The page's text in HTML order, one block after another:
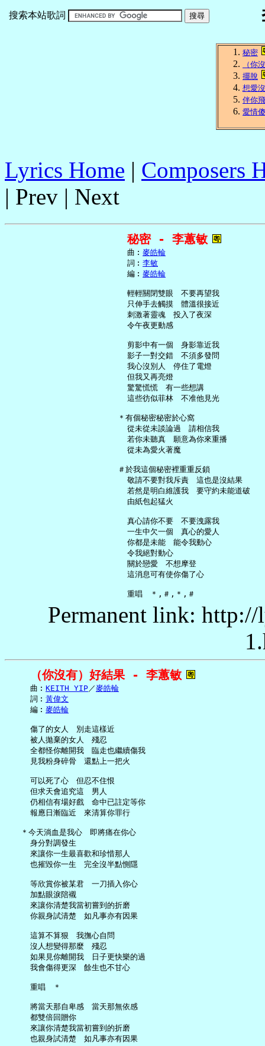
搜索本站歌詞
秘密
（你
擺脫
想愛
伴你飛
愛情
Lyrics Home | Composers
| Prev | Next
秘密 - 李蕙敏
     曲︰
麥皓輪
     詞︰
李敏
     編︰
麥皓輪
     輕輕關閉雙眼　不要再望我
     只伸手去觸摸　體溫很接近
     刺激著靈魂　投入了夜深
     令午夜更動感
     剪影中有一個　身影靠近我
     影子一對交錯　不須多發問
     我心沒別人　停住了電燈
     但我又再亮燈
     驚驚慌慌　有一些想講
     這些彷似菲林　不准他見光
   ＊有個秘密秘密於心窩
     從未從未談論過　請相信我
     若你未聽真　願意為你來重播
     從未為愛火著魔
   ＃於我這個秘密裡重重反鎖
     敬請不要對我斥責　這也是沒結果
     若然是明白維護我　要守約未能道破
     由紙包起猛火
     真心請你不要　不要洩露我
     一生中欠一個　真心的愛人
     你都是未能　能令我動心
     令我絕對動心
     關於戀愛　不想摩登
     這消息可有使你傷了心
Permanent link:
（你沒有）好結果 - 李蕙敏
     曲︰
KEITH YIP／麥皓輪
     詞︰
黃偉文
     編︰
麥皓輪
     傷了的女人　別走這樣近
     被人拋棄的女人　殘忍
     全都怪你離開我　臨走也繼續傷我
     見我粉身碎骨　還點上一把火
     可以死了心　但忍不住恨
     但求天會追究這　男人
     仍相信有場好戲　命中已註定等你
     報應日漸臨近　來清算你罪行
   ＊今天淌血是我心　即將痛在你心
     身分對調發生
     來讓你一生最喜歡和珍惜那人
     也摧毀你一生　完全沒半點惻隱
     等欣賞你被某君　一刀插入你心
     加點眼淚陪襯
     來讓你清楚我當初嘗到的折磨
     你親身試清楚　如凡事亦有因果
     這算不算狠　我撫心自問
     沒人想變得那麼　殘忍
     如果見你離開我　日子更快樂的過
     我會傷得更深　餘生也不甘心
     重唱　＊
     將當天那自卑感　當天那無依感
     都雙倍回贈你
     來讓你清楚我當初嘗到的折磨